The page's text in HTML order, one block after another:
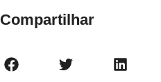
Compartilhar